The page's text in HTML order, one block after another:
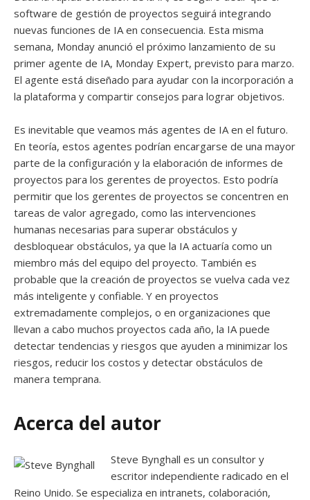
software de gestión de proyectos seguirá integrando
nuevas funciones de IA en consecuencia. Esta misma
semana, Monday anunció el próximo lanzamiento de su
primer agente de IA, Monday Expert, previsto para marzo.
El agente está diseñado para ayudar con la incorporación a
la plataforma y compartir consejos para lograr objetivos.
Es inevitable que veamos más agentes de IA en el futuro.
En teoría, estos agentes podrían encargarse de una mayor
parte de la configuración y la elaboración de informes de
proyectos para los gerentes de proyectos. Esto podría
permitir que los gerentes de proyectos se concentren en
tareas de valor agregado, como las intervenciones
humanas necesarias para superar obstáculos y
desbloquear obstáculos, ya que la IA actuaría como un
miembro más del equipo del proyecto. También es
probable que la creación de proyectos se vuelva cada vez
más inteligente y confiable. Y en proyectos
extremadamente complejos, o en organizaciones que
llevan a cabo muchos proyectos cada año, la IA puede
detectar tendencias y riesgos que ayuden a minimizar los
riesgos, reducir los costos y detectar obstáculos de
manera temprana.
Acerca del autor
Steve Bynghall es un consultor y
escritor independiente radicado en el
Reino Unido. Se especializa en intranets, colaboración,